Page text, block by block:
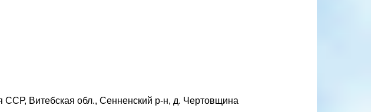
ССР, Витебская обл., Сенненский р-н, д. Чертовщина